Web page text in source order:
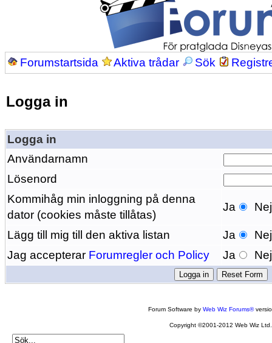
Forumstartsida Aktiva trådar Sök
Logga in
Logga in
Användarnamn
Lösenord
Kommihåg min inloggning på denna
dator (cookies måste tillåtas)
Ja Nej
Lägg till mig till den aktiva listan Ja
Nej
Jag accepterar Forumregler och Policy Ja Nej
Forum Software byWeb Wiz Forums®
Copyright ©2001-2012 Web Wiz Ltd.